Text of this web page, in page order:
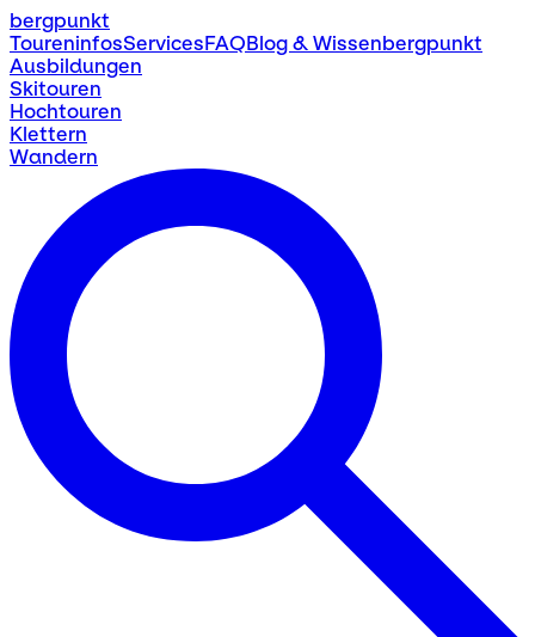
bergpunkt
ToureninfosServicesFAQBlog & Wissenbergpunkt
Ausbildungen
Skitouren
Hochtouren
Klettern
Wandern